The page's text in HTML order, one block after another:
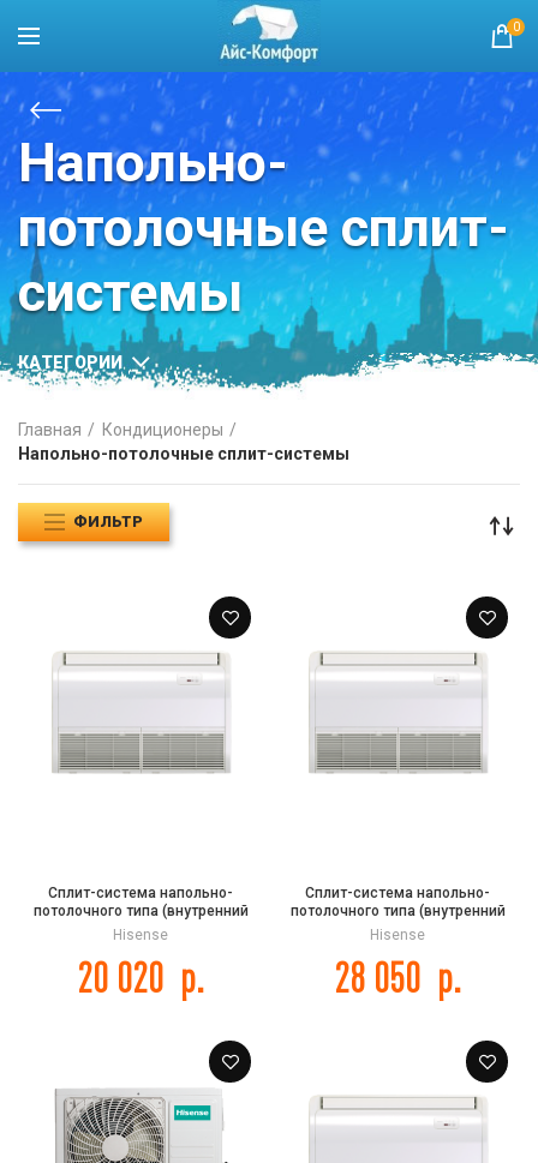
0
Напольно-
потолочные сплит-
системы
КАТЕГОРИИ
Главная
Кондиционеры
Напольно-потолочные сплит-системы
ФИЛЬТР
Сплит-система напольно-
потолочного типа (внутренний
блок) Hisense AUV-18HR4SA1
Hisense
20 020 р.
Сплит-система напольно-
потолочного типа (внутренний
блок) Hisense AUV-24HR4SA1
Hisense
28 050 р.